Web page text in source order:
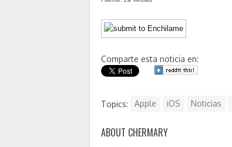
Comparte esta noticia en:
Topics: Apple iOS Noticias
ABOUT CHERMARY